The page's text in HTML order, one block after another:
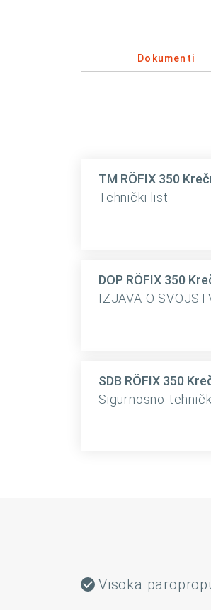
Dokumenti
TM RÖFIX 350
Tehnički list
DOP RÖFIX 350
IZJAVA O
SDB RÖFIX 350
Sigurnosno-
Visoka